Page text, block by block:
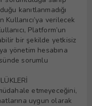
kanıtlanmadığı
verilecek
Platform’un
bir şekilde yetkisiz
yönetim hesabına
sorumlu
etmeyeceğini,
uygun olarak